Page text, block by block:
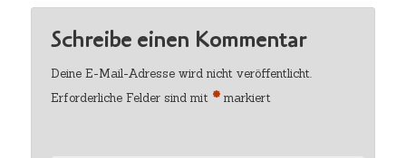
Schreibe einen Kommentar
Deine E-Mail-Adresse wird nicht veröffentlicht.
Erforderliche Felder sind mit * markiert